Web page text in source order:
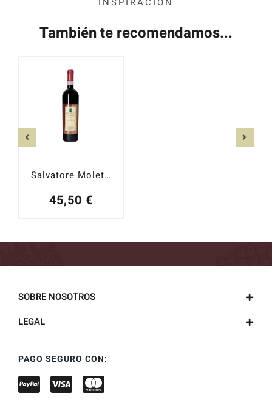
También te recomendamos...
Salvatore Molettieri Vigna Cinque Querce 2011
45,50 €
SOBRE NOSOTROS
LEGAL
PAGO SEGURO CON: